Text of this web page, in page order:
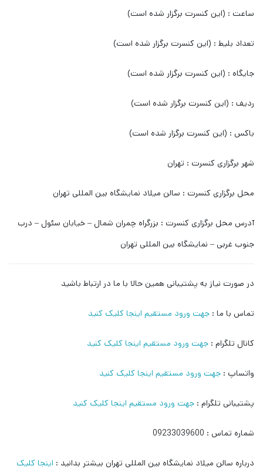
ساعت : (این کنسرت برگزار شده است)
تعداد بلیط : (این کنسرت برگزار شده است)
جایگاه : (این کنسرت برگزار شده است)
ردیف : (این کنسرت برگزار شده است)
باکس : (این کنسرت برگزار شده است)
شهر برگزاری کنسرت : تهران
محل برگزاری کنسرت : سالن میلاد نمایشگاه بین المللی تهران
آدرس محل برگزاری کنسرت : بزرگراه چمران شمال – خیابان سئول – درب
جنوب غربی – نمایشگاه بین المللی تهران
در صورت نیاز به پشتیبانی همین حالا با ما در ارتباط باشید
تماس با ما : جهت ورود مستقیم اینجا کلیک کنید
کانال تلگرام : جهت ورود مستقیم اینجا کلیک کنید
واتساپ : جهت ورود مستقیم اینجا کلیک کنید
پشتیبانی تلگرام : جهت ورود مستقیم اینجا کلیک کنید
شماره تماس : 09233039600
درباره سالن میلاد نمایشگاه بین المللی تهران بیشتر بدانید : اینجا کلیک